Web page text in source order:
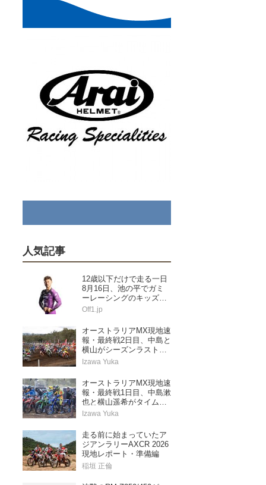
人気記事
12歳以下だけで走る一日
8月16日、池の平でガミ
ーレーシングのキッズス
ペシャル
Off1.jp
オーストラリアMX現地速
報・最終戦2日目、中島と
横山がシーズンラストレ
ースを走り切る
Izawa Yuka
オーストラリアMX現地速
報・最終戦1日目、中島漱
也と横山遥希がタイムア
タック予選に挑む
Izawa Yuka
走る前に始まっていたア
ジアンラリーAXCR 2026
現地レポート・準備編
稲垣 正倫